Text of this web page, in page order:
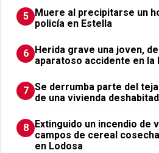
5 Muere al precipitarse un
policía en Estella
6 Herida grave una joven,
aparatoso accidente en la
7 Se derrumba parte del
de una vivienda
8 Extinguido un incendio de
campos de cereal
en Lodosa